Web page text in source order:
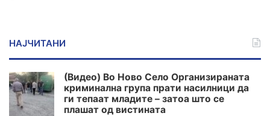
НАЈЧИТАНИ
(Видео) Во Ново Село Организираната
криминална група прати насилници да
ги тепаат младите – затоа што се
плашат од вистината